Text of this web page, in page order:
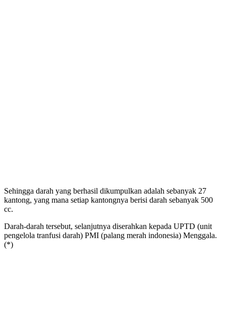
Sehingga darah yang berhasil dikumpulkan adalah sebanyak 27
kantong, yang mana setiap kantongnya berisi darah sebanyak 500
cc.
Darah-darah tersebut, selanjutnya diserahkan kepada UPTD (unit
pengelola tranfusi darah) PMI (palang merah indonesia) Menggala.
(*)